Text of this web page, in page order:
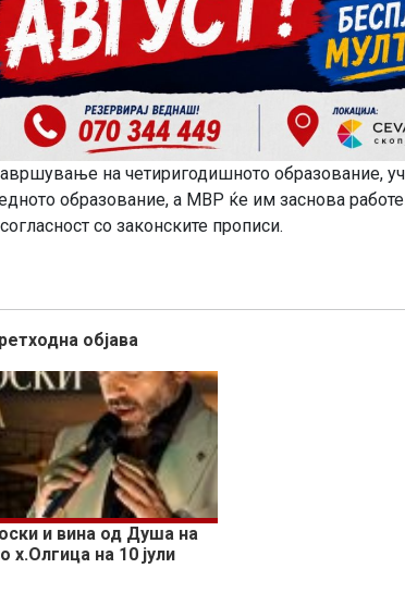
на четиригодишното образование,
образование, а МВР ќе им заснова
со законските прописи.
објава
и вина од Душа на
х.Олгица на 10 јули